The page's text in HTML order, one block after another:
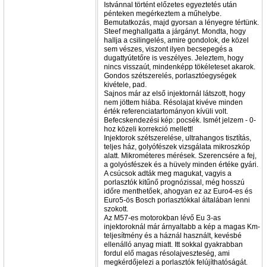
Istvánnal történt előzetes egyeztetés után
pénteken megérkeztem a műhelybe.
Bemutatkozás, majd gyorsan a lényegre tértünk.
Steef meghallgatta a járgányt. Mondta, hogy
hallja a csilingelés, amire gondolok, de közel
sem vészes, viszont ilyen becsepegés a
dugattyútetőre is veszélyes. Jeleztem, hogy
nincs visszaút, mindenképp tökéleteset akarok.
Gondos szétszerelés, porlasztóegységek
kivétele, pad.
Sajnos már az első injektornál látszott, hogy
nem jöttem hiába. Résolajat kivéve minden
érték referenciatartományon kívüli volt.
Befecskendezési kép: pocsék. Ismét jelzem - 0-
hoz közeli korrekció mellett!
Injektorok szétszerelése, ultrahangos tisztítás,
teljes ház, golyófészek vizsgálata mikroszkóp
alatt. Mikrométeres mérések. Szerencsére a fej,
a golyósfészek és a hüvely minden értéke gyári.
A csúcsok adták meg magukat, vagyis a
porlasztók kitűnő prognózissal, még hosszú
időre menthetőek, ahogyan ez az Euro4-es és
Euro5-ös Bosch porlasztókkal általában lenni
szokott.
Az M57-es motorokban lévő Eu 3-as
injektoroknál már árnyaltabb a kép a magas Km-
teljesítmény és a háznál használt, kevésbé
ellenálló anyag miatt. Itt sokkal gyakrabban
fordul elő magas résolajveszteség, ami
megkérdőjelezi a porlasztók felújíthatóságát.